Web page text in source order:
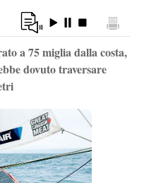
a 75 miglia dalla costa,
dovuto traversare